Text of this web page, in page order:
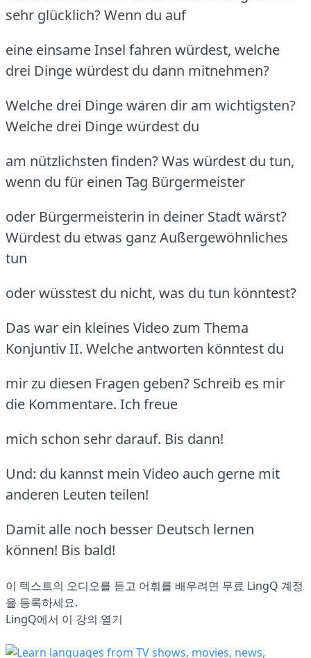
sehr glücklich? Wenn du auf
eine einsame Insel fahren würdest, welche
drei Dinge würdest du dann mitnehmen?
Welche drei Dinge wären dir am wichtigsten?
Welche drei Dinge würdest du
am nützlichsten finden? Was würdest du tun,
wenn du für einen Tag Bürgermeister
oder Bürgermeisterin in deiner Stadt wärst?
Würdest du etwas ganz Außergewöhnliches
tun
oder wüsstest du nicht, was du tun könntest?
Das war ein kleines Video zum Thema
Konjuntiv II. Welche antworten könntest du
mir zu diesen Fragen geben? Schreib es mir
die Kommentare. Ich freue
mich schon sehr darauf. Bis dann!
Und: du kannst mein Video auch gerne mit
anderen Leuten teilen!
Damit alle noch besser Deutsch lernen
können! Bis bald!
이 텍스트의 오디오를 듣고 어휘를 배우려면 무료 LingQ 계정
을 등록하세요.
LingQ에서 이 강의 열기